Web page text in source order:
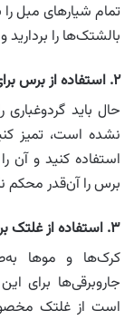
تمام شیارهای مبل را
بالشتک‌ها را بردارید
۲. استفاده از برس برای زدودن گردوخاک
حال باید
نشده است، تمیز
استفاده کنید و
برس را آن‌قدر محکم
۳. استفاده از غلتک برای زدودن موها و کرک‌ها
کرک‌ها و موها
جاروبرقی‌ها برای
است از غلتک